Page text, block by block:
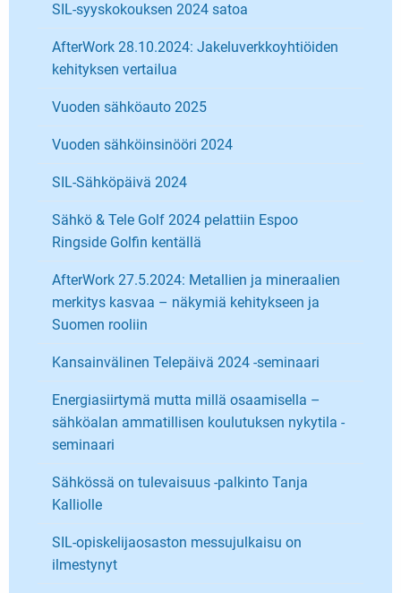
SIL-syyskokouksen 2024 satoa
AfterWork 28.10.2024: Jakeluverkkoyhtiöiden
kehityksen vertailua
Vuoden sähköauto 2025
Vuoden sähköinsinööri 2024
SIL-Sähköpäivä 2024
Sähkö & Tele Golf 2024 pelattiin Espoo
Ringside Golfin kentällä
AfterWork 27.5.2024: Metallien ja mineraalien
merkitys kasvaa – näkymiä kehitykseen ja
Suomen rooliin
Kansainvälinen Telepäivä 2024 -seminaari
Energiasiirtymä mutta millä osaamisella –
sähköalan ammatillisen koulutuksen nykytila -
seminaari
Sähkössä on tulevaisuus -palkinto Tanja
Kalliolle
SIL-opiskelijaosaston messujulkaisu on
ilmestynyt